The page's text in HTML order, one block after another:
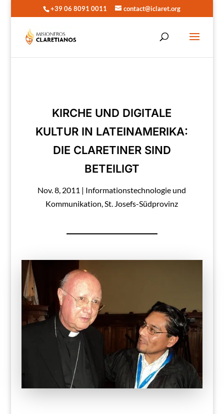
+39 06 8091 0011 contact@iclaret.org
KIRCHE UND DIGITALE
KULTUR IN LATEINAMERIKA:
DIE CLARETINER SIND
BETEILIGT
Nov. 8, 2011 | Informationstechnologie und
Kommunikation,St. Josefs-Südprovinz